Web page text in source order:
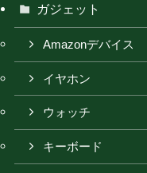
ガジェット
Amazonデバイス
イヤホン
ウォッチ
キーボード